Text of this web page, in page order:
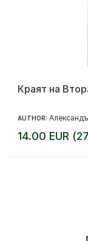
Краят на
AUTHOR:
14.00 EUR